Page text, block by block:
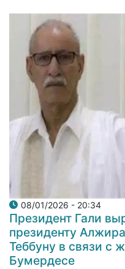
08/01/2026 - 20:34
Президент Гали
президенту
Теббуну в связи с
Бумердесе